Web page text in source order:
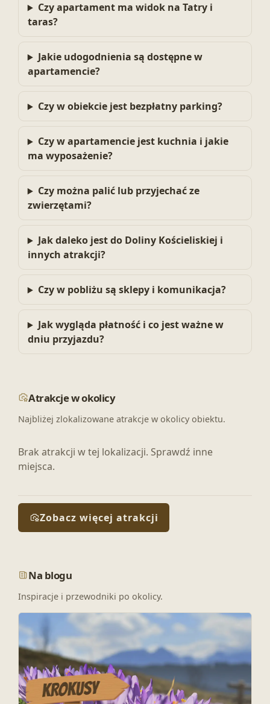
Czy apartament ma widok na Tatry i
taras?
Jakie udogodnienia są dostępne w
apartamencie?
Czy w obiekcie jest bezpłatny parking?
Czy w apartamencie jest kuchnia i jakie
ma wyposażenie?
Czy można palić lub przyjechać ze
zwierzętami?
Jak daleko jest do Doliny Kościeliskiej i
innych atrakcji?
Czy w pobliżu są sklepy i komunikacja?
Jak wygląda płatność i co jest ważne w
dniu przyjazdu?
Atrakcje w okolicy
Najbliżej zlokalizowane atrakcje w okolicy obiektu.
Brak atrakcji w tej lokalizacji. Sprawdź inne
miejsca.
Zobacz więcej atrakcji
Na blogu
Inspiracje i przewodniki po okolicy.